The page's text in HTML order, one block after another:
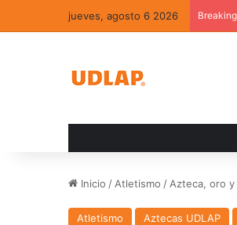
jueves, agosto 6 2026
Inicio / Atletismo / Azteca, oro
Atletismo Aztecas UDLAP